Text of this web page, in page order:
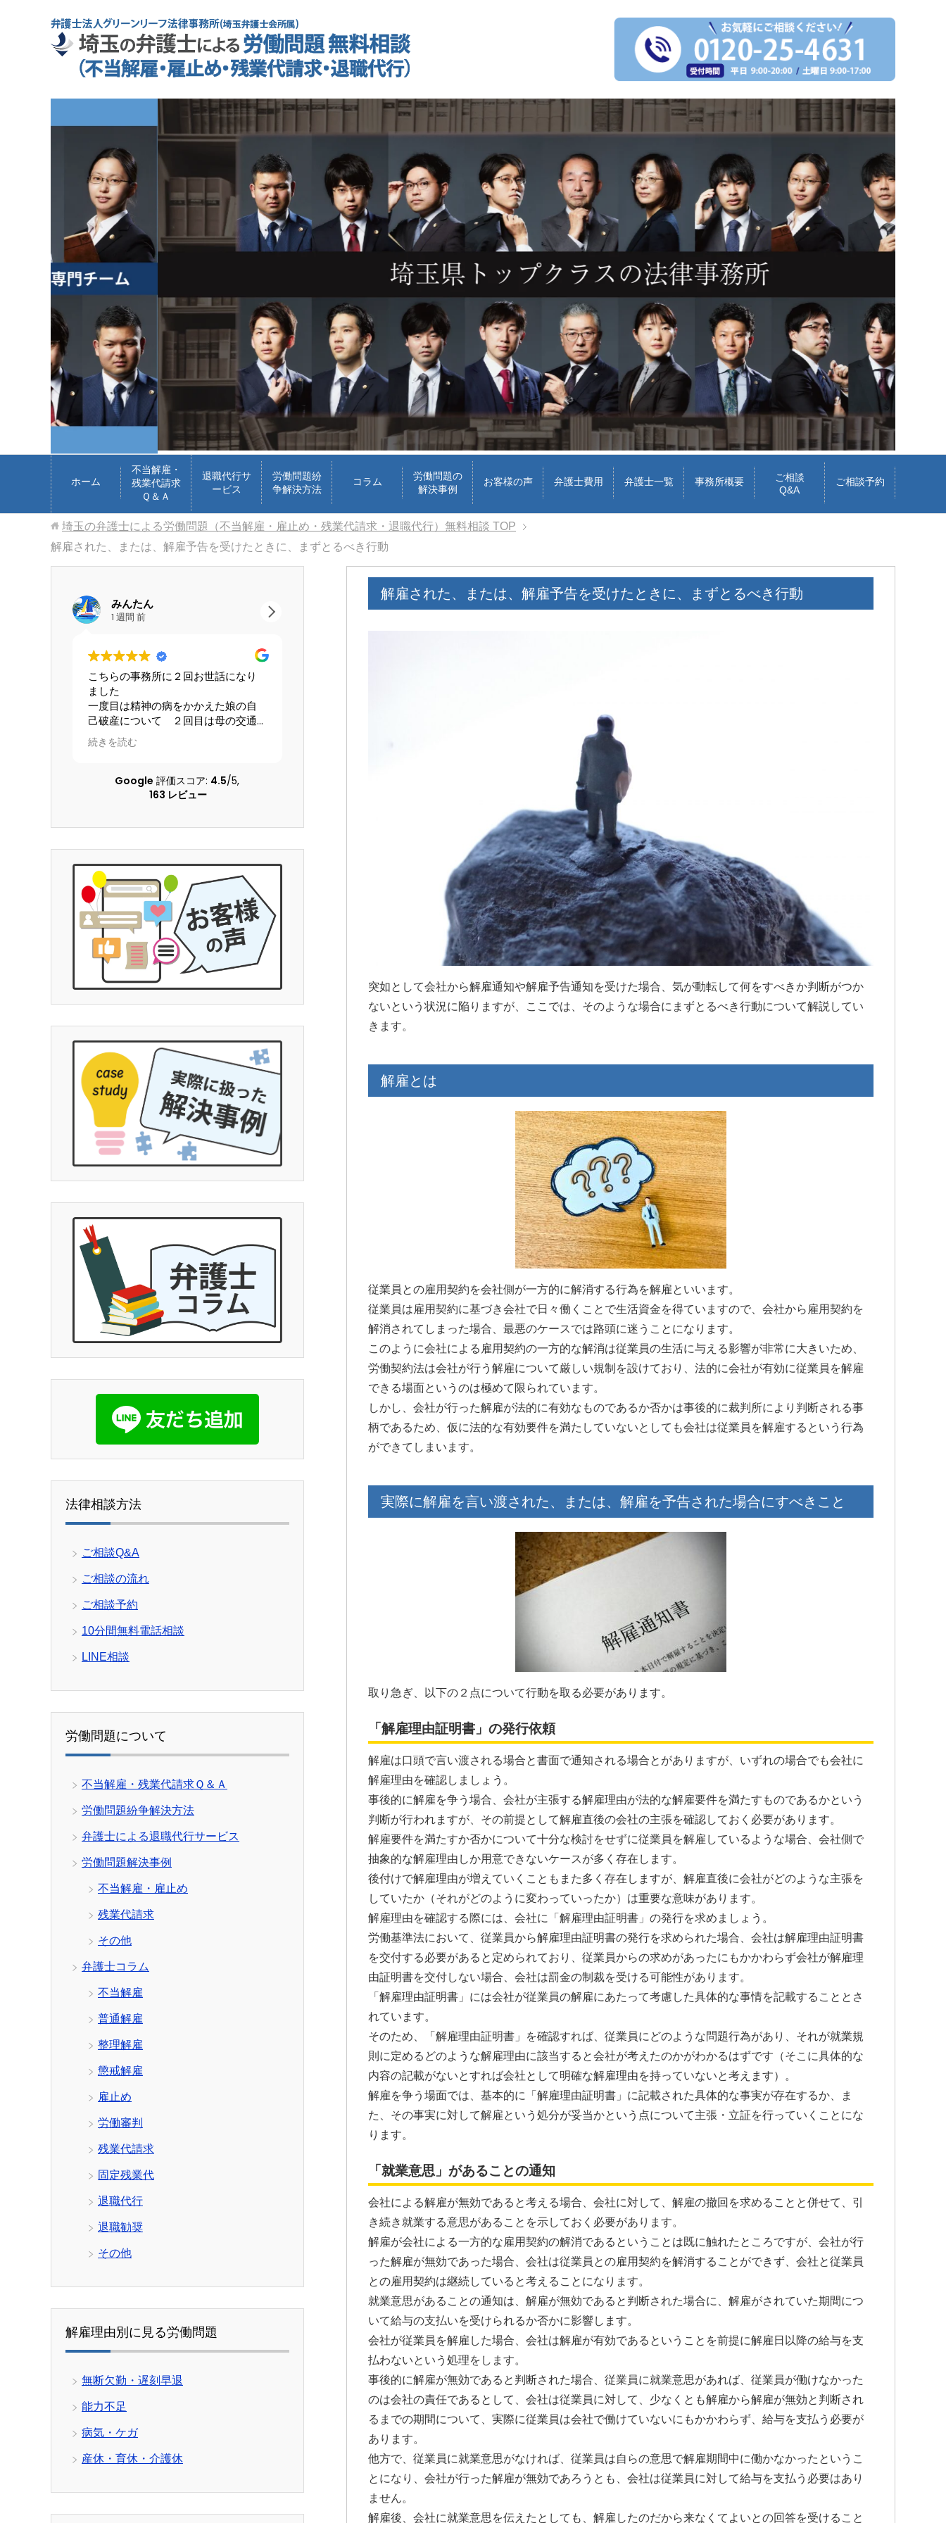
ホーム
不当解雇・
残業代請求
Ｑ＆Ａ
退職代行サ
ービス
労働問題紛
争解決方法
コラム
労働問題の
解決事例
お客様の声 弁護士費用 弁護士一覧 事務所概要
ご相談
Q&A
ご相談予約
埼玉の弁護士による労働問題（不当解雇・雇止め・残業代請求・退職代行）無料相談 TOP
解雇された、または、解雇予告を受けたときに、まずとるべき行動
解雇された、または、解雇予告を受けたときに、まずとるべき行動
突如として会社から解雇通知や解雇予告通知を受けた場合、気が動転して何をすべきか判断がつか
ないという状況に陥りますが、ここでは、そのような場合にまずとるべき行動について解説してい
きます。
解雇とは
従業員との雇用契約を会社側が一方的に解消する行為を解雇といいます。
従業員は雇用契約に基づき会社で日々働くことで生活資金を得ていますので、会社から雇用契約を
解消されてしまった場合、最悪のケースでは路頭に迷うことになります。
このように会社による雇用契約の一方的な解消は従業員の生活に与える影響が非常に大きいため、
労働契約法は会社が行う解雇について厳しい規制を設けており、法的に会社が有効に従業員を解雇
できる場面というのは極めて限られています。
しかし、会社が行った解雇が法的に有効なものであるか否かは事後的に裁判所により判断される事
柄であるため、仮に法的な有効要件を満たしていないとしても会社は従業員を解雇するという行為
ができてしまいます。
実際に解雇を言い渡された、または、解雇を予告された場合にすべきこと
取り急ぎ、以下の２点について行動を取る必要があります。
「解雇理由証明書」の発行依頼
解雇は口頭で言い渡される場合と書面で通知される場合とがありますが、いずれの場合でも会社に
解雇理由を確認しましょう。
事後的に解雇を争う場合、会社が主張する解雇理由が法的な解雇要件を満たすものであるかという
判断が行われますが、その前提として解雇直後の会社の主張を確認しておく必要があります。
解雇要件を満たすか否かについて十分な検討をせずに従業員を解雇しているような場合、会社側で
抽象的な解雇理由しか用意できないケースが多く存在します。
後付けで解雇理由が増えていくこともまた多く存在しますが、解雇直後に会社がどのような主張を
していたか（それがどのように変わっていったか）は重要な意味があります。
解雇理由を確認する際には、会社に「解雇理由証明書」の発行を求めましょう。
労働基準法において、従業員から解雇理由証明書の発行を求められた場合、会社は解雇理由証明書
を交付する必要があると定められており、従業員からの求めがあったにもかかわらず会社が解雇理
由証明書を交付しない場合、会社は罰金の制裁を受ける可能性があります。
「解雇理由証明書」には会社が従業員の解雇にあたって考慮した具体的な事情を記載することとさ
れています。
そのため、「解雇理由証明書」を確認すれば、従業員にどのような問題行為があり、それが就業規
則に定めるどのような解雇理由に該当すると会社が考えたのかがわかるはずです（そこに具体的な
内容の記載がないとすれば会社として明確な解雇理由を持っていないと考えます）。
解雇を争う場面では、基本的に「解雇理由証明書」に記載された具体的な事実が存在するか、ま
た、その事実に対して解雇という処分が妥当かという点について主張・立証を行っていくことにな
ります。
「就業意思」があることの通知
会社による解雇が無効であると考える場合、会社に対して、解雇の撤回を求めることと併せて、引
き続き就業する意思があることを示しておく必要があります。
解雇が会社による一方的な雇用契約の解消であるということは既に触れたところですが、会社が行
った解雇が無効であった場合、会社は従業員との雇用契約を解消することができず、会社と従業員
との雇用契約は継続していると考えることになります。
就業意思があることの通知は、解雇が無効であると判断された場合に、解雇がされていた期間につ
いて給与の支払いを受けられるか否かに影響します。
会社が従業員を解雇した場合、会社は解雇が有効であるということを前提に解雇日以降の給与を支
払わないという処理をします。
事後的に解雇が無効であると判断された場合、従業員に就業意思があれば、従業員が働けなかった
のは会社の責任であるとして、会社は従業員に対して、少なくとも解雇から解雇が無効と判断され
るまでの期間について、実際に従業員は会社で働けていないにもかかわらず、給与を支払う必要が
あります。
他方で、従業員に就業意思がなければ、従業員は自らの意思で解雇期間中に働かなかったというこ
とになり、会社が行った解雇が無効であろうとも、会社は従業員に対して給与を支払う必要はあり
ません。
解雇後、会社に就業意思を伝えたとしても、解雇したのだから来なくてよいとの回答を受けること
事務所に２回お世話になり
精神の病をかかえた娘の自
について ２回目は母の交通
償請求について こちらの
解してくださる配慮のある
変な問題を精神的負担も軽
星4.5とします。
どについて、女性の為にテクニッ
ク、個人的感想を参考にと書きま
してもらった弁護士さんは、平栗弁
護士です。LINEのレスポンスは良いで
の返信の言葉が冷たいです。しか
別人になります。あまり機嫌悪そう
なら、ヤオコーの安いかりん糖か、
栄養ドリンク1本あげれば優しくなり
ます！！そして、夫の不倫、不定行
為については、証拠のハードルが高
いのできちんと用意もしくは、
YouTubeで｢ダンベルHERO｣を見る
とわかりやすいです。感情論は有効
ではなく完全なる証拠一択と、弁護
士の力量によると思います。ですの
で文章で端的に経緯をまとめ持参し
トGPやGemini使って文字起こしを私
は勧めます。埼玉県民であれば、ア
デ○ーレさんより完全にいいです。支
払った金額に対して今回の結果は私
にとって完全なるWinです。ただ、証
拠、何を争いたいかを明確にし、自
分でも勉強する必要はあります。弁
護士に丸投げはできないです。26年
４月からの法改正で本当に良かった
です。子供の為にハードルが高いと
断念せず、精神、不貞、金銭、仕事
す。人生は一度きりです。丁か半か
とは平栗弁護士に丸投げでよいです
(笑)
他の弁護士事務所もいくつか当たり
ましたが、コネがない方は探すテク
ニックが必要なので、事務所のアン
ケートではなくここに書かせて頂き
ました。皆様の参考になれば幸いで
す。よければGood ボタンを押して
ri cheeboo
夫は高所から転落したため脳の損傷
が激しく、理解力が低下している事
から、会社側は
成年後見人を立てる様要求してきま
したが、私はこの制度がどうも納得
出来ずご相談しました。
お二人の先生はわざわざ自宅に出向
いて下さり、夫の状態を確認し「成
年後見人を立てる必要はない」と判
断して下さり、渋る会社側とも粘り
強く交渉して下さり、損害賠償金も
会社側の提示よりも大幅に上乗せし
ていただきました。
申先生、遠藤先生には本当に感謝し
ております。
労災でお困りの方にはぜひ
グリーンリーフ法律事務所をお勧め
続きを読む
人対応では出ないであろう
して貰え、病院にも心配せ
来る様になり今はまだ療養
大分良くなってきています
のであれば迷わず初めから
先生にお願いした方が良い
何もないのが1番ですが…何
Google 評価スコア: 4.5/5,
163 レビュー
法律相談方法
ご相談Q&A
ご相談の流れ
ご相談予約
10分間無料電話相談
LINE相談
労働問題について
不当解雇・残業代請求Ｑ＆Ａ
労働問題紛争解決方法
弁護士による退職代行サービス
労働問題解決事例
不当解雇・雇止め
残業代請求
その他
弁護士コラム
不当解雇
普通解雇
整理解雇
懲戒解雇
雇止め
労働審判
残業代請求
固定残業代
退職代行
退職勧奨
その他
解雇理由別に見る労働問題
無断欠勤・遅刻早退
能力不足
病気・ケガ
産休・育休・介護休